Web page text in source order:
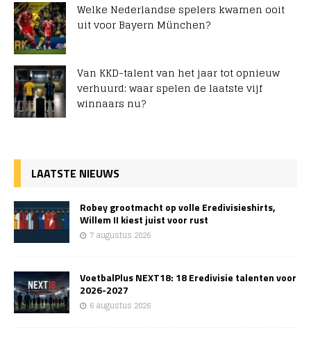
Welke Nederlandse spelers kwamen ooit
uit voor Bayern München?
Van KKD-talent van het jaar tot opnieuw
verhuurd: waar spelen de laatste vijf
winnaars nu?
LAATSTE NIEUWS
Robey grootmacht op volle Eredivisieshirts,
Willem II kiest juist voor rust
7 augustus 2026
VoetbalPlus NEXT18: 18 Eredivisie talenten voor
2026-2027
6 augustus 2026